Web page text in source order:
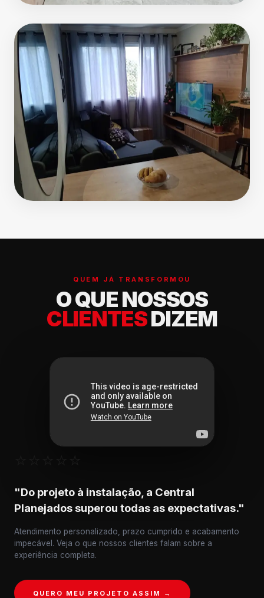
02
Dormitórios
QUEM JÁ TRANSFORMOU
O QUE NOSSOS
CLIENTESDIZEM
"Do projeto à instalação, a Central
Planejados superou todas as expectativas."
Atendimento personalizado, prazo cumprido e acabamento
impecável. Veja o que nossos clientes falam sobre a
experiência completa.
QUERO MEU PROJETO ASSIM →